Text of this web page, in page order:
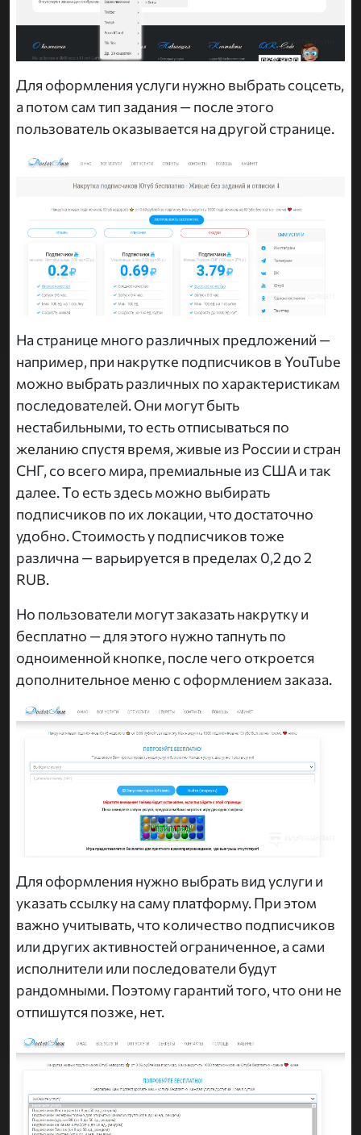
Для оформления услуги нужно выбрать соцсеть,
а потом сам тип задания — после этого
пользователь оказывается на другой странице.
На странице много различных предложений —
например, при накрутке подписчиков в YouTube
можно выбрать различных по характеристикам
последователей. Они могут быть
нестабильными, то есть отписываться по
желанию спустя время, живые из России и стран
СНГ, со всего мира, премиальные из США и так
далее. То есть здесь можно выбирать
подписчиков по их локации, что достаточно
удобно. Стоимость у подписчиков тоже
различна — варьируется в пределах 0,2 до 2
RUB.
Но пользователи могут заказать накрутку и
бесплатно — для этого нужно тапнуть по
одноименной кнопке, после чего откроется
дополнительное меню с оформлением заказа.
Для оформления нужно выбрать вид услуги и
указать ссылку на саму платформу. При этом
важно учитывать, что количество подписчиков
или других активностей ограниченное, а сами
исполнители или последователи будут
рандомными. Поэтому гарантий того, что они не
отпишутся позже, нет.